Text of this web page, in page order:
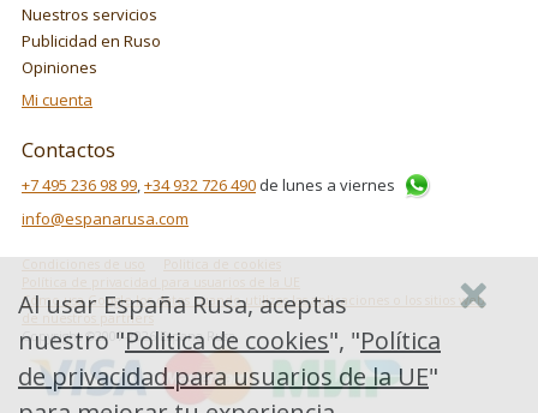
Nuestros servicios
Publicidad en Ruso
Opiniones
Mi cuenta
Contactos
+7 495 236 98 99,+34 932 726 490 de lunes a viernes
info@espanarusa.com
Politica de cookies
Política de privacidad para usuarios de la UE
Cómo usa Google los datos cuando utilizas las aplicaciones o los sitios web
de nuestros partners
Copyright ©2007-2026 Espana Rusa
Al usar España Rusa, aceptas
nuestro "Politica de cookies", "Política
de privacidad para usuarios de la UE"